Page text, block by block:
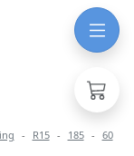
R15 185
60